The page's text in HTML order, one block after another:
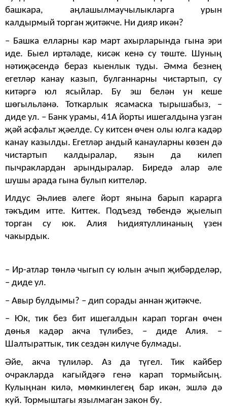
башкара, аңлашылмаучылыкларга урын
калдырмый торган җитәкче. Ни дияр икән?
– Башка елларны кар март ахырларында гына эри
иде. Быел иртәләде, кисәк кенә су төште. Шуның
нәтиҗәсендә бераз кыенлык туды. Әмма безнең
егетләр канау казып, булганнарны чистартып, су
китәргә юл ясыйлар. Бу эш белән ун кеше
шөгыльләнә. Тоткарлык ясамаска тырышабыз, –
диде ул. – Банк урамы, 41А йорты ишегалдына узган
җәй асфальт җәелде. Су китсен өчен олы юлга кадәр
канау казылды. Егетләр андый канауларны көзен дә
чистартып калдыралар, язын да килеп
пычраклардан арындыралар. Биредә алар әле
шушы арада гына булып киттеләр.
Илдус Әһлиев әлеге йорт янына барып карарга
тәкъдим итте. Киттек. Подъезд төбендә җыелып
торган су юк. Алия Һидиятуллинаның үзен
чакырдык.
– Ир-атлар төнлә чыгып су юлын ачып җибәрделәр,
– диде ул.
– Авыр булдымы? – дип сорады аннан җитәкче.
– Юк, тик без бит ишегалдын карап торган өчен
дөнья кадәр акча түлибез, – диде Алия. –
Шалтыраттык, тик сездән килүче булмады.
Әйе, акча түлиләр. Аз да түгел. Тик кайбер
очракларда кагыйдәгә генә карап тормыйсың.
Кулыңнан килә, мөмкинлегең бар икән, эшлә дә
куй. Тормыштагы язылмаган закон бу.